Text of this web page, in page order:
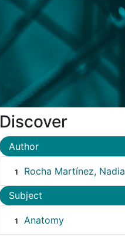
Discover
Author
1 Rocha Martínez, Nadia
Subject
1 Anatomy